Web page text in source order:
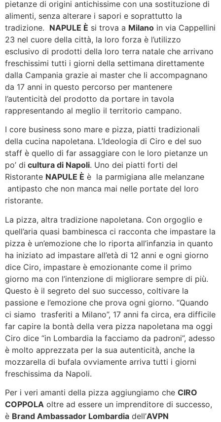
pietanze di origini antichissime con una sostituzione di
alimenti, senza alterare i sapori e soprattutto la
tradizione. NAPULE È si trova a Milano in via Cappellini
23 nel cuore della città, la loro forza è l’utilizzo
esclusivo di prodotti della loro terra natale che arrivano
freschissimi tutti i giorni della settimana direttamente
dalla Campania grazie ai master che li accompagnano
da 17 anni in questo percorso per mantenere
l’autenticità del prodotto da portare in tavola
rappresentando al meglio il territorio campano.
I core business sono mare e pizza, piatti tradizionali
della cucina napoletana. L’Ideologia di Ciro e del suo
staff è quello di far assaggiare con le loro pietanze un
po’ di cultura di Napoli. Uno dei piatti forti del
Ristorante NAPULE È è la parmigiana alle melanzane
antipasto che non manca mai nelle portate del loro
ristorante.
La pizza, altra tradizione napoletana. Con orgoglio e
quell’aria quasi bambinesca ci racconta che impastare la
pizza è un’emozione che lo riporta all’infanzia in quanto
ha iniziato ad impastare all’età di 12 anni e ogni giorno
dice Ciro, impastare è emozionante come il primo
giorno ma con l’intenzione di migliorare sempre di più.
Questo è il segreto del suo successo, coltivare la
passione e l’emozione che prova ogni giorno. “Quando
ci siamo trasferiti a Milano”, 17 anni fa circa, era difficile
far capire la bontà della vera pizza napoletana ma oggi
Ciro dice “in Lombardia la facciamo da padroni”, adesso
è molto apprezzata per la sua autenticità, anche la
mozzarella di bufala ovviamente arriva tutti i giorni
freschissima da Napoli.
Per i veri amanti della pizza aggiungiamo che CIRO
COPPOLA oltre ad essere un imprenditore di successo,
è Brand Ambassador Lombardia dell’AVPN